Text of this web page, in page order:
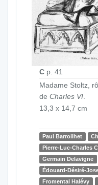
C p. 41
Madame Stoltz,
de Charles VI
13,3 x 14,7 cm
Paul Barroilhet
Pierre-Luc-Charles
Germain Delavigne
Édouard-Désiré-
Fromental Halévy